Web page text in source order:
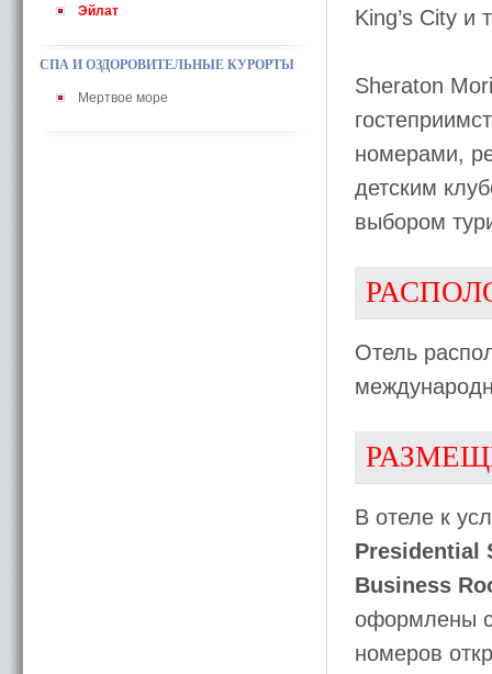
Эйлат
СПА И ОЗДОРОВИТЕЛЬНЫЕ КУРОРТЫ
Мертвое море
King’s City и
Sheraton
номерами,
детским
выбором
Отель
В отеле к
Presidential
Business
оформлены
номеров